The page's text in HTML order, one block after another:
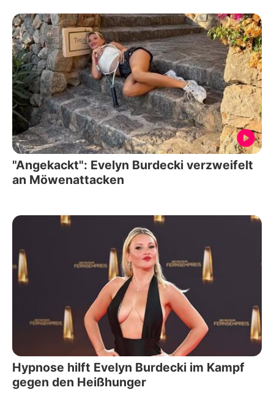
"Angekackt": Evelyn Burdecki verzweifelt
an Möwenattacken
Hypnose hilft Evelyn Burdecki im Kampf
gegen den Heißhunger